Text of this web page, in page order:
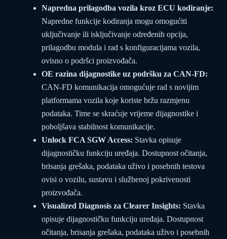
Napredna prilagodba vozila kroz ECU kodiranje:
Napredne funkcije kodiranja mogu omogućiti
uključivanje ili isključivanje određenih opcija,
prilagodbu modula i rad s konfiguracijama vozila,
ovisno o podršci proizvođača.
OE razina dijagnostike uz podršku za CAN-FD:
CAN-FD komunikacija omogućuje rad s novijim
platformama vozila koje koriste bržu razmjenu
podataka. Time se skraćuje vrijeme dijagnostike i
poboljšava stabilnost komunikacije.
Unlock FCA SGW Access: Stavka opisuje
dijagnostičku funkciju uređaja. Dostupnost očitanja,
brisanja grešaka, podataka uživo i posebnih testova
ovisi o vozilu, sustavu i službenoj pokrivenosti
proizvođača.
Visualized Diagnosis za Clearer Insights: Stavka
opisuje dijagnostičku funkciju uređaja. Dostupnost
očitanja, brisanja grešaka, podataka uživo i posebnih